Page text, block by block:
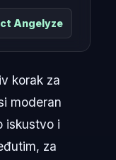
Angelyze
korak za
moderan
iskustvo i
za